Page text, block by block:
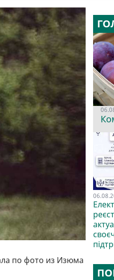
по фото из Изюма